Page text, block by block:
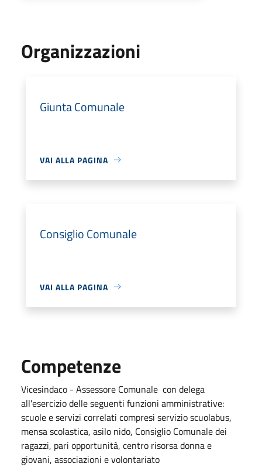
Organizzazioni
Giunta Comunale
VAI ALLA PAGINA
Consiglio Comunale
VAI ALLA PAGINA
Competenze
Vicesindaco - Assessore Comunale con delega
all'esercizio delle seguenti funzioni amministrative:
scuole e servizi correlati compresi servizio scuolabus,
mensa scolastica, asilo nido, Consiglio Comunale dei
ragazzi, pari opportunità, centro risorsa donna e
giovani, associazioni e volontariato